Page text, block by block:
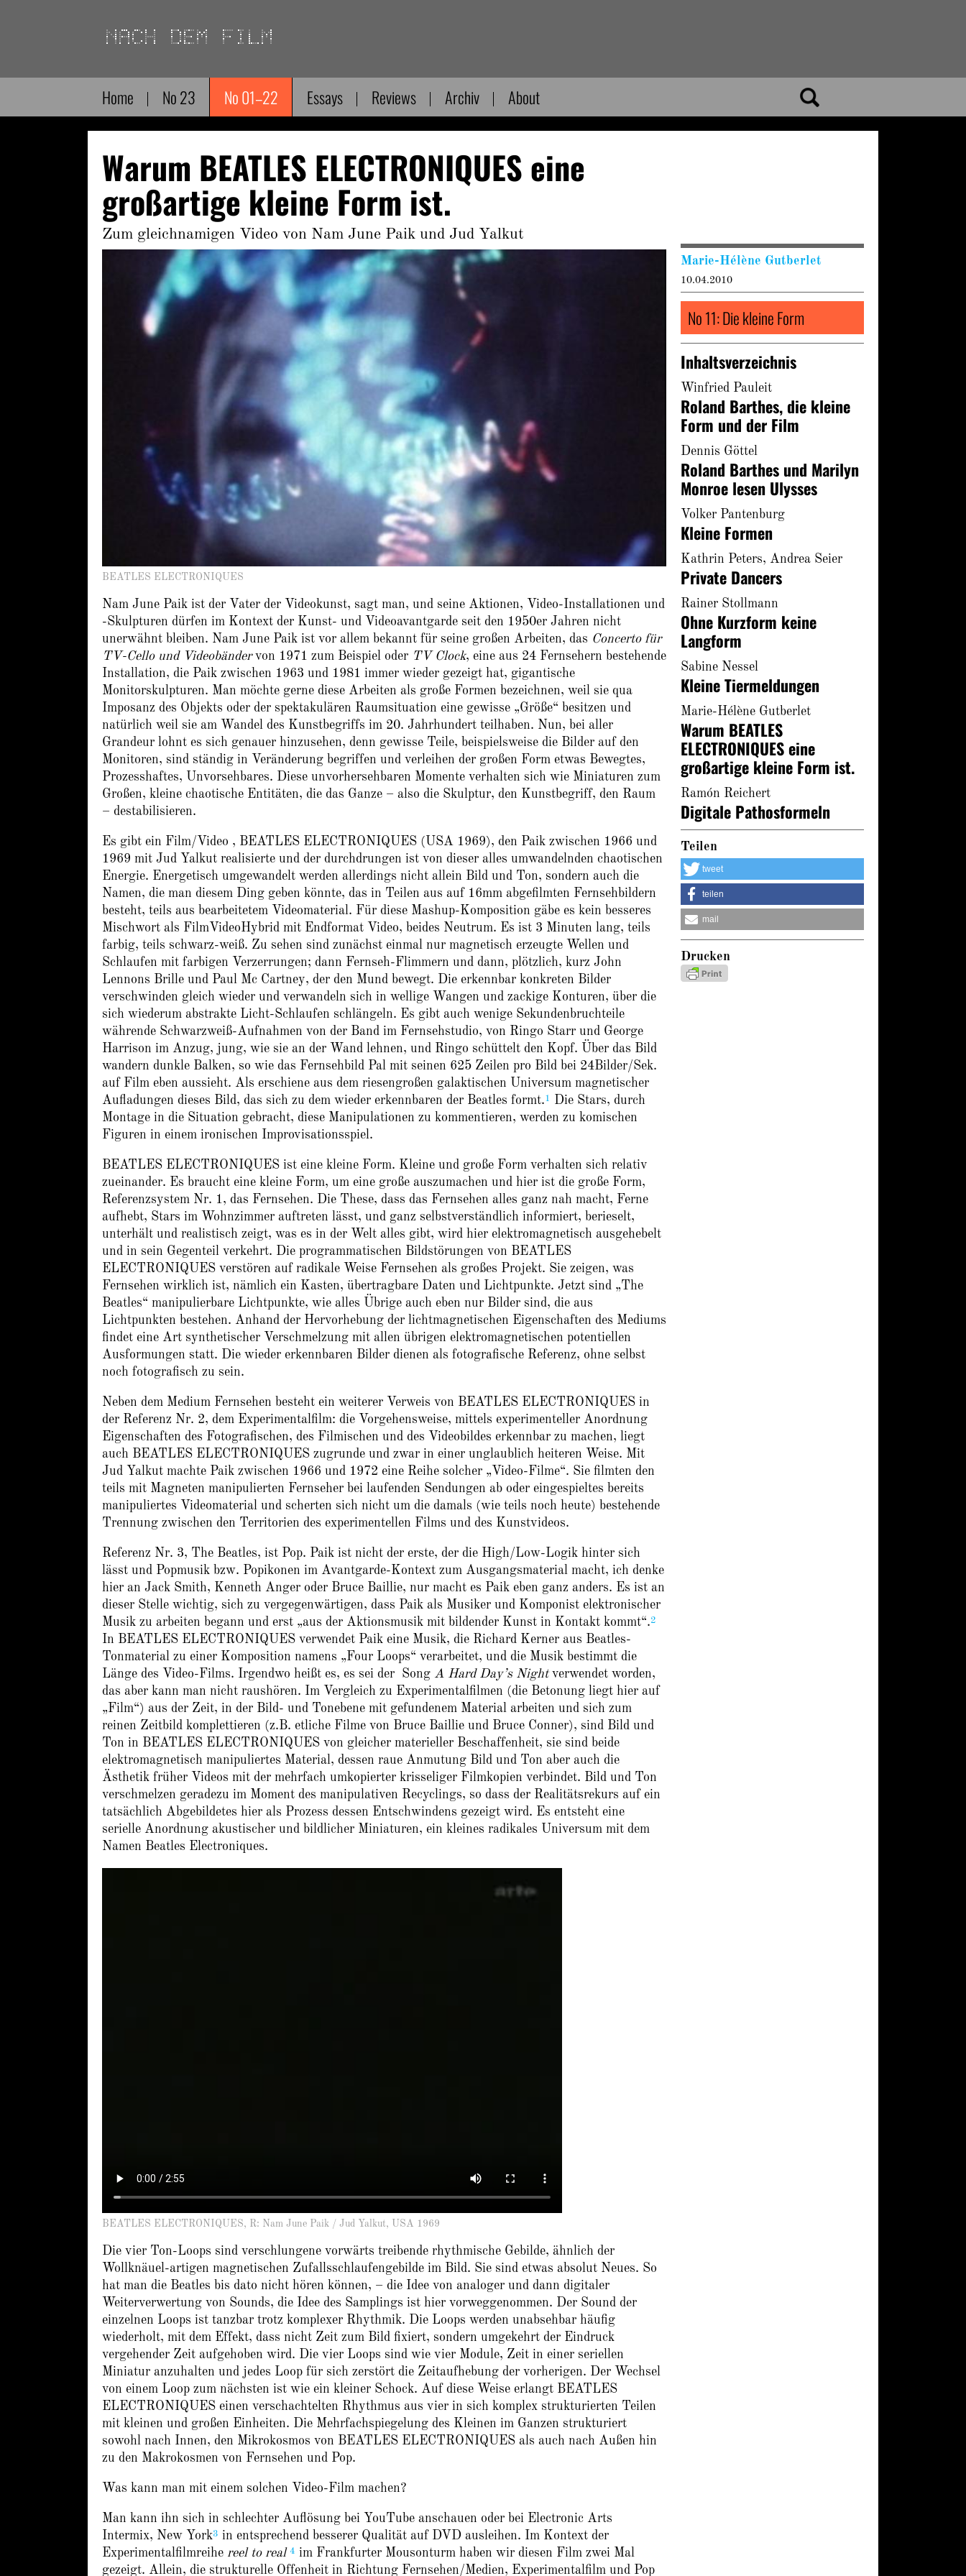
Home No 23 No 01–22 Essays Reviews Archiv About
Warum BEATLES ELECTRONIQUES eine
großartige kleine Form ist.
Zum gleichnamigen Video von Nam June Paik und Jud Yalkut
BEATLES ELECTRONIQUES
Nam June Paik ist der Vater der Videokunst, sagt man, und seine Aktionen, Video-Installationen und
-Skulpturen dürfen im Kontext der Kunst- und Videoavantgarde seit den 1950er Jahren nicht
unerwähnt bleiben. Nam June Paik ist vor allem bekannt für seine großen Arbeiten, das Concerto für
TV-Cello und Videobändervon 1971 zum Beispiel oder TV Clock, eine aus 24 Fernsehern bestehende
Installation, die Paik zwischen 1963 und 1981 immer wieder gezeigt hat, gigantische
Monitorskulpturen. Man möchte gerne diese Arbeiten als große Formen bezeichnen, weil sie qua
Imposanz des Objekts oder der spektakulären Raumsituation eine gewisse „Größe“ besitzen und
natürlich weil sie am Wandel des Kunstbegriffs im 20. Jahrhundert teilhaben. Nun, bei aller
Grandeur lohnt es sich genauer hinzusehen, denn gewisse Teile, beispielsweise die Bilder auf den
Monitoren, sind ständig in Veränderung begriffen und verleihen der großen Form etwas Bewegtes,
Prozesshaftes, Unvorsehbares. Diese unvorhersehbaren Momente verhalten sich wie Miniaturen zum
Großen, kleine chaotische Entitäten, die das Ganze – also die Skulptur, den Kunstbegriff, den Raum
– destabilisieren.
Es gibt ein Film/Video , BEATLES ELECTRONIQUES (USA 1969), den Paik zwischen 1966 und
1969 mit Jud Yalkut realisierte und der durchdrungen ist von dieser alles umwandelnden chaotischen
Energie. Energetisch umgewandelt werden allerdings nicht allein Bild und Ton, sondern auch die
Namen, die man diesem Ding geben könnte, das in Teilen aus auf 16mm abgefilmten Fernsehbildern
besteht, teils aus bearbeitetem Videomaterial. Für diese Mashup-Komposition gäbe es kein besseres
Mischwort als FilmVideoHybrid mit Endformat Video, beides Neutrum. Es ist 3 Minuten lang, teils
farbig, teils schwarz-weiß. Zu sehen sind zunächst einmal nur magnetisch erzeugte Wellen und
Schlaufen mit farbigen Verzerrungen; dann Fernseh-Flimmern und dann, plötzlich, kurz John
Lennons Brille und Paul Mc Cartney, der den Mund bewegt. Die erkennbar konkreten Bilder
verschwinden gleich wieder und verwandeln sich in wellige Wangen und zackige Konturen, über die
sich wiederum abstrakte Licht-Schlaufen schlängeln. Es gibt auch wenige Sekundenbruchteile
währende Schwarzweiß-Aufnahmen von der Band im Fernsehstudio, von Ringo Starr und George
Harrison im Anzug, jung, wie sie an der Wand lehnen, und Ringo schüttelt den Kopf. Über das Bild
wandern dunkle Balken, so wie das Fernsehbild Pal mit seinen 625 Zeilen pro Bild bei 24Bilder/Sek.
auf Film eben aussieht. Als erschiene aus dem riesengroßen galaktischen Universum magnetischer
Aufladungen dieses Bild, das sich zu dem wieder erkennbaren der Beatles formt.1
Die Stars, durch
Montage in die Situation gebracht, diese Manipulationen zu kommentieren, werden zu komischen
Figuren in einem ironischen Improvisationsspiel.
BEATLES ELECTRONIQUES ist eine kleine Form. Kleine und große Form verhalten sich relativ
zueinander. Es braucht eine kleine Form, um eine große auszumachen und hier ist die große Form,
Referenzsystem Nr. 1, das Fernsehen. Die These, dass das Fernsehen alles ganz nah macht, Ferne
aufhebt, Stars im Wohnzimmer auftreten lässt, und ganz selbstverständlich informiert, berieselt,
unterhält und realistisch zeigt, was es in der Welt alles gibt, wird hier elektromagnetisch ausgehebelt
und in sein Gegenteil verkehrt. Die programmatischen Bildstörungen von BEATLES
ELECTRONIQUES verstören auf radikale Weise Fernsehen als großes Projekt. Sie zeigen, was
Fernsehen wirklich ist, nämlich ein Kasten, übertragbare Daten und Lichtpunkte. Jetzt sind „The
Beatles“ manipulierbare Lichtpunkte, wie alles Übrige auch eben nur Bilder sind, die aus
Lichtpunkten bestehen. Anhand der Hervorhebung der lichtmagnetischen Eigenschaften des Mediums
findet eine Art synthetischer Verschmelzung mit allen übrigen elektromagnetischen potentiellen
Ausformungen statt. Die wieder erkennbaren Bilder dienen als fotografische Referenz, ohne selbst
noch fotografisch zu sein.
Neben dem Medium Fernsehen besteht ein weiterer Verweis von BEATLES ELECTRONIQUES in
der Referenz Nr. 2, dem Experimentalfilm: die Vorgehensweise, mittels experimenteller Anordnung
Eigenschaften des Fotografischen, des Filmischen und des Videobildes erkennbar zu machen, liegt
auch BEATLES ELECTRONIQUES zugrunde und zwar in einer unglaublich heiteren Weise. Mit
Jud Yalkut machte Paik zwischen 1966 und 1972 eine Reihe solcher „Video-Filme“. Sie filmten den
teils mit Magneten manipulierten Fernseher bei laufenden Sendungen ab oder eingespieltes bereits
manipuliertes Videomaterial und scherten sich nicht um die damals (wie teils noch heute) bestehende
Trennung zwischen den Territorien des experimentellen Films und des Kunstvideos.
Referenz Nr. 3, The Beatles, ist Pop. Paik ist nicht der erste, der die High/Low-Logik hinter sich
lässt und Popmusik bzw. Popikonen im Avantgarde-Kontext zum Ausgangsmaterial macht, ich denke
hier an Jack Smith, Kenneth Anger oder Bruce Baillie, nur macht es Paik eben ganz anders. Es ist an
dieser Stelle wichtig, sich zu vergegenwärtigen, dass Paik als Musiker und Komponist elektronischer
Musik zu arbeiten begann und erst „aus der Aktionsmusik mit bildender Kunst in Kontakt kommt“.2
In BEATLES ELECTRONIQUES verwendet Paik eine Musik, die Richard Kerner aus Beatles-
Tonmaterial zu einer Komposition namens „Four Loops“ verarbeitet, und die Musik bestimmt die
Länge des Video-Films. Irgendwo heißt es, es sei der Song A Hard Day’s Nightverwendet worden,
das aber kann man nicht raushören. Im Vergleich zu Experimentalfilmen (die Betonung liegt hier auf
„Film“) aus der Zeit, in der Bild- und Tonebene mit gefundenem Material arbeiten und sich zum
reinen Zeitbild komplettieren (z.B. etliche Filme von Bruce Baillie und Bruce Conner), sind Bild und
Ton in BEATLES ELECTRONIQUES von gleicher materieller Beschaffenheit, sie sind beide
elektromagnetisch manipuliertes Material, dessen raue Anmutung Bild und Ton aber auch die
Ästhetik früher Videos mit der mehrfach umkopierter krisseliger Filmkopien verbindet. Bild und Ton
verschmelzen geradezu im Moment des manipulativen Recyclings, so dass der Realitätsrekurs auf ein
tatsächlich Abgebildetes hier als Prozess dessen Entschwindens gezeigt wird. Es entsteht eine
serielle Anordnung akustischer und bildlicher Miniaturen, ein kleines radikales Universum mit dem
Namen Beatles Electroniques.
BEATLES ELECTRONIQUES, R: Nam June Paik / Jud Yalkut, USA 1969
Die vier Ton-Loops sind verschlungene vorwärts treibende rhythmische Gebilde, ähnlich der
Wollknäuel-artigen magnetischen Zufallsschlaufengebilde im Bild. Sie sind etwas absolut Neues. So
hat man die Beatles bis dato nicht hören können, – die Idee von analoger und dann digitaler
Weiterverwertung von Sounds, die Idee des Samplings ist hier vorweggenommen. Der Sound der
einzelnen Loops ist tanzbar trotz komplexer Rhythmik. Die Loops werden unabsehbar häufig
wiederholt, mit dem Effekt, dass nicht Zeit zum Bild fixiert, sondern umgekehrt der Eindruck
vergehender Zeit aufgehoben wird. Die vier Loops sind wie vier Module, Zeit in einer seriellen
Miniatur anzuhalten und jedes Loop für sich zerstört die Zeitaufhebung der vorherigen. Der Wechsel
von einem Loop zum nächsten ist wie ein kleiner Schock. Auf diese Weise erlangt BEATLES
ELECTRONIQUES einen verschachtelten Rhythmus aus vier in sich komplex strukturierten Teilen
mit kleinen und großen Einheiten. Die Mehrfachspiegelung des Kleinen im Ganzen strukturiert
sowohl nach Innen, den Mikrokosmos von BEATLES ELECTRONIQUES als auch nach Außen hin
zu den Makrokosmen von Fernsehen und Pop.
Was kann man mit einem solchen Video-Film machen?
Man kann ihn sich in schlechter Auflösung bei YouTube anschauen oder bei Electronic Arts
Intermix, New York3 in entsprechend besserer Qualität auf DVD ausleihen. Im Kontext der
Experimentalfilmreihe reel to real 4 im Frankfurter Mousonturm haben wir diesen Film zwei Mal
gezeigt. Allein, die strukturelle Offenheit in Richtung Fernsehen/Medien, Experimentalfilm und Pop
Marie-Hélène Gutberlet
10.04.2010
No 11: Die kleine Form
Inhaltsverzeichnis
Winfried Pauleit
Roland Barthes, die kleine
Form und der Film
Dennis Göttel
Roland Barthes und Marilyn
Monroe lesen Ulysses
Volker Pantenburg
Kleine Formen
Kathrin Peters, Andrea Seier
Private Dancers
Rainer Stollmann
Ohne Kurzform keine
Langform
Sabine Nessel
Kleine Tiermeldungen
Marie-Hélène Gutberlet
Warum BEATLES
ELECTRONIQUES eine
großartige kleine Form ist.
Ramón Reichert
Digitale Pathosformeln
Teilen
tweet
teilen
mail
Drucken